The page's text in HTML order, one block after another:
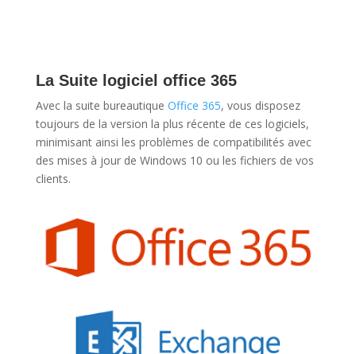
La Suite logiciel office 365
Avec la suite bureautique Office 365, vous disposez
toujours de la version la plus récente de ces logiciels,
minimisant ainsi les problèmes de compatibilités avec
des mises à jour de Windows 10 ou les fichiers de vos
clients.